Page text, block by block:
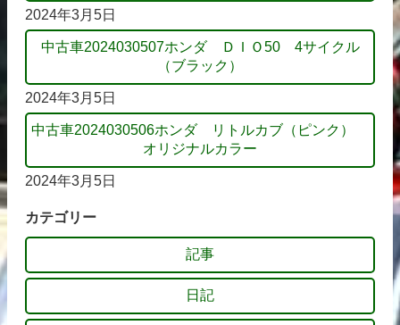
2024年3月5日
中古車2024030507ホンダ ＤＩＯ50 4サイクル
（ブラック）
2024年3月5日
中古車2024030506ホンダ リトルカブ（ピンク）
オリジナルカラー
2024年3月5日
カテゴリー
記事
日記